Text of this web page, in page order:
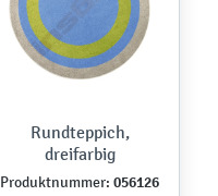
Rundteppich,
dreifarbig
Produktnummer: 056126